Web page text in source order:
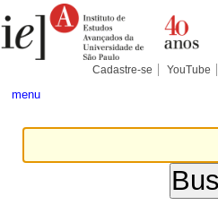
para
conteúdo.
Pessoais
Cadastre-se YouTube
menu